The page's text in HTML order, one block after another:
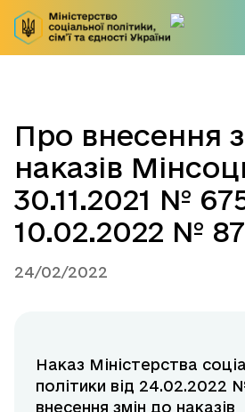
Про внесення
наказів
30.11.2021 №
10.02.2022 № 87
24/02/2022
Наказ Міністерства
політики від 24.02.2022
внесення змін до наказів